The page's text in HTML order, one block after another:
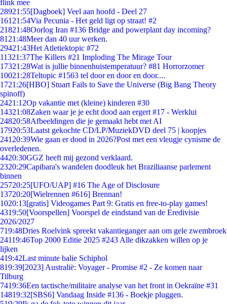
flink mee
28921:55[Dagboek] Veel aan hoofd - Deel 27
161 21:54Via Pecunia - Het geld ligt op straat! #2
21821:48Oorlog Iran #136 Bridge and powerplant day incoming?
81 21:48Meer dan 40 uur werken.
29421:43Het Atletiektopic #72
11321:37The Killers #21 Imploding The Mirage Tour
17321:28Wat is jullie binnenhuistemperatuur? #81 Horrorzomer
10021:28Teltopic #1563 tel door en door en door....
1721:26[HBO] Stuart Fails to Save the Universe (Big Bang Theory
spinoff)
2421:12Op vakantie met (kleine) kinderen #30
14321:08Zaken waar je je echt dood aan ergert #17 - Werklui
24820:58Afbeeldingen die je gemaakt hebt met AI
17920:53Laatst gekochte CD/LP/MuziekDVD deel 75 | koopjes
241 20:39Wie gaan er dood in 2026?Post met een vleugje cynisme de
overledenen.
4420:30GGZ heeft mij gezond verklaard.
2320:29Capibara's wandelen doodleuk het Braziliaanse parlement
binnen
25720:25[UFO/UAP] #16 The Age of Disclosure
13720:20[Wielrennen #616] Brennan!
1020:13[gratis] Videogames Part 9: Gratis en free-to-play games!
4319:50[Voorspellen] Voorspel de eindstand van de Eredivisie
2026/2027
719:48Dries Roelvink spreekt vakantieganger aan om gele zwembroek
24119:46Top 2000 Editie 2025 #243 Alle dikzakken willen op je
lijken
419:42Last minute balie Schiphol
819:39[2023] Australië: Voyager - Promise #2 - Ze komen naar
Tilburg
7419:36Een tactische/militaire analyse van het front in Oekraïne #31
14819:32[SBS6] Vandaag Inside #136 - Boekje pluggen.